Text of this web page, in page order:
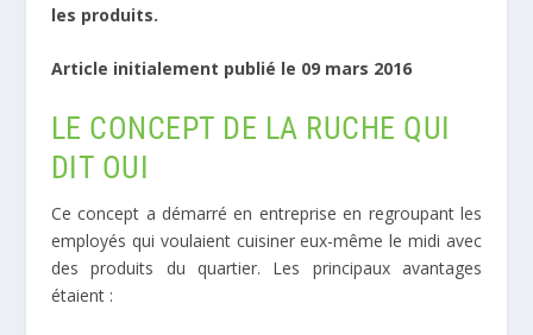
les produits.
Article initialement publié le 09 mars 2016
LE CONCEPT DE LA RUCHE QUI
DIT OUI
Ce concept a démarré en entreprise en regroupant les
employés qui voulaient cuisiner eux-même le midi avec
des produits du quartier. Les principaux avantages
étaient :